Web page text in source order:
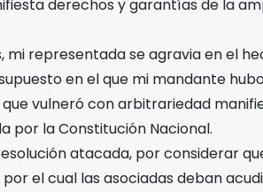
derechos y garantías de la
mi representada se agravia en el
en el que mi mandante
vulneró con arbitrariedad
por la Constitución Nacional.
atacada, por considerar
el cual las asociadas deban